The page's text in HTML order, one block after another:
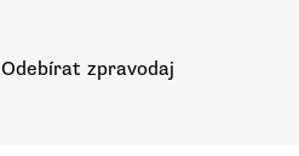
Odebírat zpravodaj